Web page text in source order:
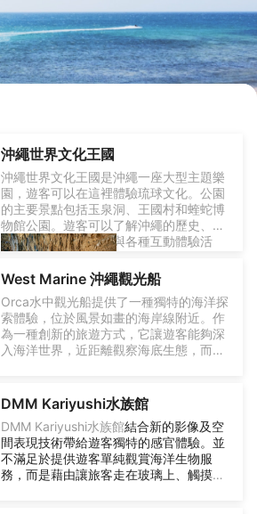
沖繩世界文化王國
沖繩世界文化王國是沖繩一座大型主題樂
園，遊客可以在這裡體驗琉球文化。公園
的主要景點包括玉泉洞、王國村和蝰蛇博
物館公園。遊客可以了解沖繩的歷史、文
化和自然風光，並參與各種互動體驗活
玉泉洞是一個巨大的天然鐘乳石洞穴，形
成於長達30萬年的歷史中。洞內擁有超過
一百萬根鐘乳石，是日本最大的鐘乳石構
在琉球王國的城下町“王國村”，四座被認
定為國家級文化遺產的古老房屋已被遷建
West Marine 沖繩觀光船
Orca水中觀光船提供了一種獨特的海洋探
索體驗，位於風景如畫的海岸線附近。作
為一種創新的旅遊方式，它讓遊客能夠深
入海洋世界，近距離觀察海底生態，而不
眼底。在旅程中，遊客可以觀賞到豐富多
樣的海洋生物，包括五彩斑斕的熱帶魚
群、優雅的海龜以及偶爾出現的海豚。船
上的導遊會提供詳細的解說，幫助遊客了
解海洋生物的習性和海洋生態系統的複雜
性。
DMM Kariyushi水族館
DMM Kariyushi水族館結合新的影像及空
間表現技術帶給遊客獨特的感官體驗。並
不滿足於提供遊客單純觀賞海洋生物服
務，而是藉由讓旅客走在玻璃上、觸摸生